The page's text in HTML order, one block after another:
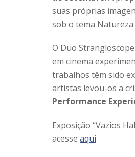
suas próprias
sob o tema Natureza
O Duo
em cinema
trabalhos têm sido
artistas levou-os a
Performance
Exposição “Vazios
acesse aqui